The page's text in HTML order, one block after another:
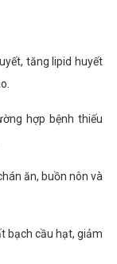
tăng lipid huyết
hợp bệnh thiếu
ăn, buồn nôn và
bạch cầu hạt, giảm